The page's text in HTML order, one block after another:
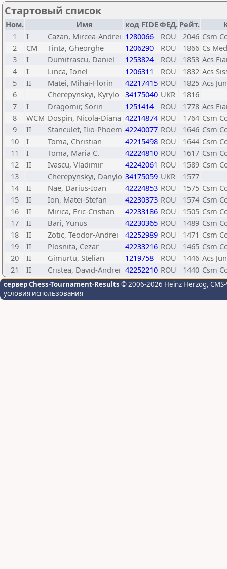
Стартовый список
Ном. Имя код FIDEФЕД. Рейт.
1
I Cazan, Mircea-Andrei 1280066 ROU 2046 Csm
2
CM Tinta, Gheorghe 1206290 ROU 1866 Cs
3
I Dumitrascu, Daniel 1253824 ROU 1853 Acs
4
I Linca, Ionel 1206311 ROU 1832 Acs
5
II Matei, Mihai-Florin 42217415 ROU 1825 Acs
6
Cherepynskyi, Kyrylo 34175040 UKR
1816
7
I Dragomir, Sorin 1251414 ROU 1778 Acs
8
WCM Dospin, Nicola-Diana 42214874 ROU 1764 Csm
9
II Stanculet, Ilio-Phoem 42240077 ROU 1646 Csm
10
I Toma, Christian 42215498 ROU 1644 Csm
11
I Toma, Maria C. 42224810 ROU 1617 Csm
12
II Ivascu, Vladimir 42242061 ROU 1589 Csm
13
Cherepynskyi, Danylo 34175059 UKR
1577
14
II Nae, Darius-Ioan 42224853 ROU 1575 Csm
15
II Ion, Matei-Stefan 42230373 ROU 1574 Csm
16
II Mirica, Eric-Cristian 42233186 ROU 1505 Csm
17
II Bari, Yunus 42230365 ROU 1489 Csm
18
II Zotic, Teodor-Andrei 42252989 ROU 1471 Csm
19
II Plosnita, Cezar 42233216 ROU 1465 Csm
20
II Gimurtu, Stelian 1219758 ROU 1446 Acs
21
II Cristea, David-Andrei 42252210 ROU 1440 Csm
сервер Chess-Tournament-Results © 2006-2026 Heinz Herzog,
условия использования